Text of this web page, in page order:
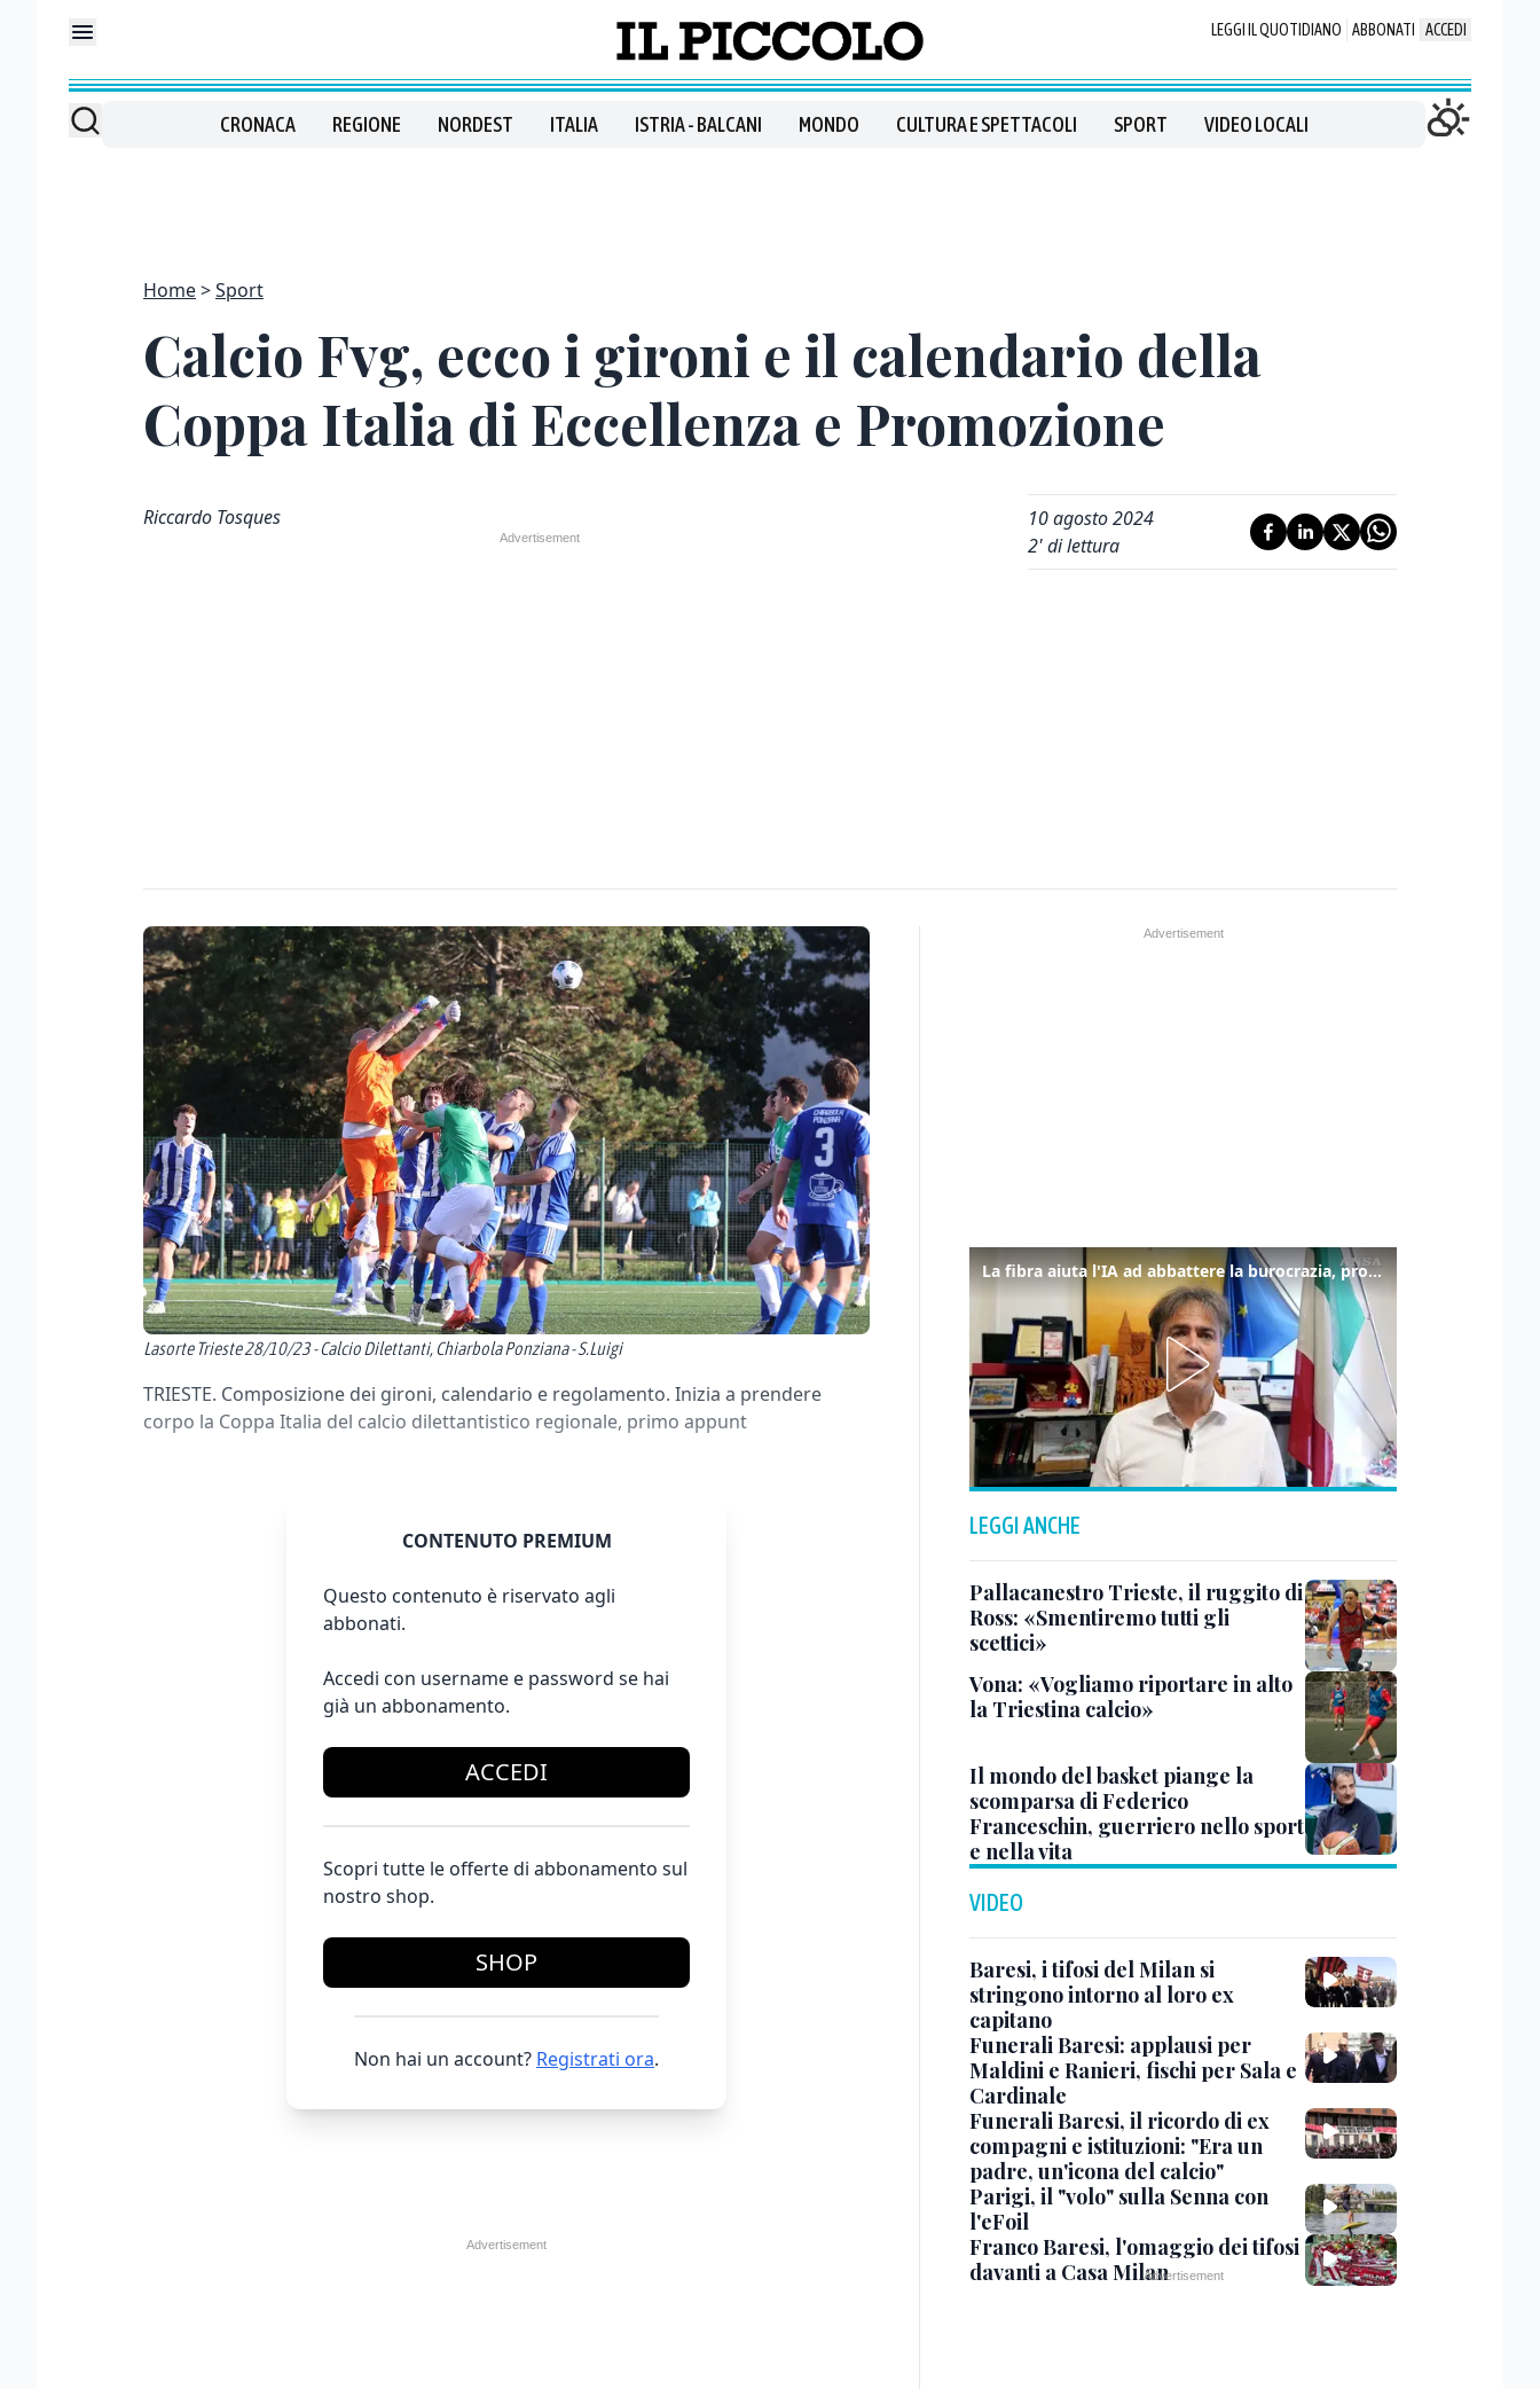
LEGGI IL QUOTIDIANO ABBONATI ACCEDI
CRONACA REGIONE NORDEST ITALIA ISTRIA - BALCANI MONDO CULTURA E SPETTACOLI SPORT VIDEO LOCALI
Home Sport
Calcio Fvg, ecco i gironi e il calendario della
Coppa Italia di Eccellenza e Promozione
Riccardo Tosques
10 agosto 2024
2' di lettura
Lasorte Trieste 28/10/23 - Calcio Dilettanti, Chiarbola Ponziana - S.Luigi
TRIESTE. Composizione dei gironi, calendario e regolamento. Inizia a prendere
corpo la Coppa Italia del calcio dilettantistico regionale, primo appunt
CONTENUTO PREMIUM
Questo contenuto è riservato agli
abbonati.
Accedi con username e password se hai
già un abbonamento.
ACCEDI
Scopri tutte le offerte di abbonamento sul
nostro shop.
SHOP
Non hai un account? Registrati ora.
La fibra aiuta l'IA ad abbattere la burocrazia, progetto pilota in Veneto
LEGGI ANCHE
Pallacanestro Trieste, il ruggito di
Ross: «Smentiremo tutti gli
scettici»
Vona: «Vogliamo riportare in alto
la Triestina calcio»
Il mondo del basket piange la
scomparsa di Federico
Franceschin, guerriero nello sport
e nella vita
VIDEO
Baresi, i tifosi del Milan si
stringono intorno al loro ex
capitano
Funerali Baresi: applausi per
Maldini e Ranieri, fischi per Sala e
Cardinale
Funerali Baresi, il ricordo di ex
compagni e istituzioni: "Era un
padre, un'icona del calcio"
Parigi, il "volo" sulla Senna con
l'eFoil
Franco Baresi, l'omaggio dei tifosi
davanti a Casa Milan